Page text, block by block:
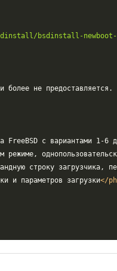
bsdinstall-newboot-
более не предоставляется.
FreeBSD с вариантами 1-6
режиме,
строку загрузчика,
и параметров загрузки
</